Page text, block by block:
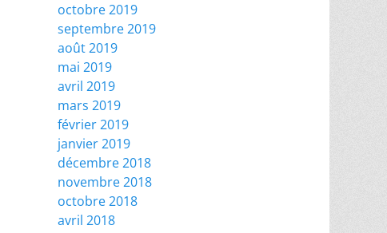
octobre 2019
septembre 2019
août 2019
mai 2019
avril 2019
mars 2019
février 2019
janvier 2019
décembre 2018
novembre 2018
octobre 2018
avril 2018